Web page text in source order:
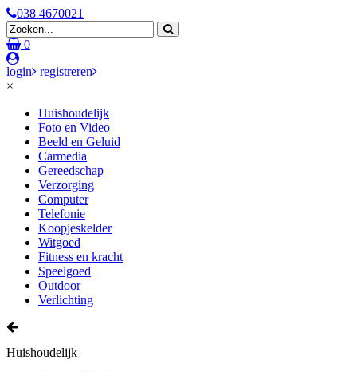
038 4670021
0
login
registreren
×
Huishoudelijk
Foto en Video
Beeld en Geluid
Carmedia
Gereedschap
Verzorging
Computer
Telefonie
Koopjeskelder
Witgoed
Fitness en kracht
Speelgoed
Outdoor
Verlichting
Huishoudelijk